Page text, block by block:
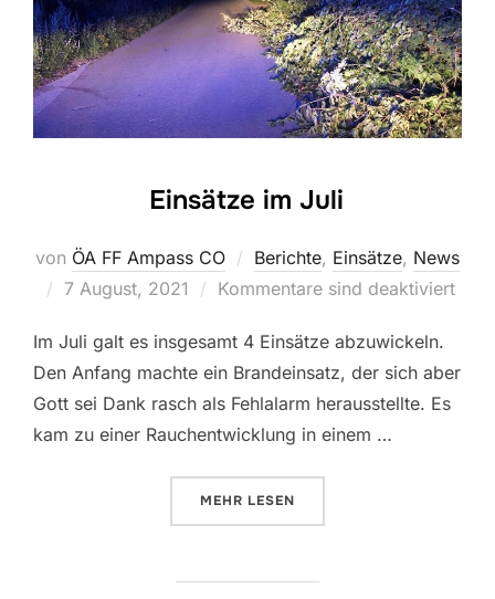
Einsätze im Juli
von ÖA FF Ampass CO Berichte, Einsätze, News
Veröffentlicht
7 August, 2021 Kommentare sind deaktiviert
Im Juli galt es insgesamt 4 Einsätze abzuwickeln.
Den Anfang machte ein Brandeinsatz, der sich aber
Gott sei Dank rasch als Fehlalarm herausstellte. Es
kam zu einer Rauchentwicklung in einem …
MEHR ÜBER „EINSÄTZE IM JULI“
LESEN